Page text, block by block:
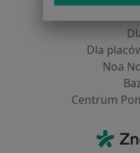
Dla
Noa
Centrum